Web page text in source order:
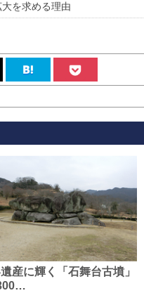
を求める理由
産に輝く「石舞台古墳」